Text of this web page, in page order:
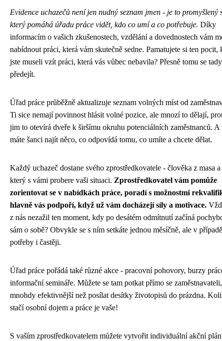
Evidence uchazečů není jen nudný seznam jmen - je to promyšlený
který pomáhá úřadu práce vidět, kdo co umí a co potřebuje. Díky
informacím o vašich zkušenostech, vzdělání a dovednostech vám
nabídnout práci, která vám skutečně sedne. Pamatujete si ten pocit,
jste museli vzít práci, která vás vůbec nebavila? Přesně tomu se
předejít.
Úřad práce průběžně aktualizuje seznam volných míst od
Ti sice nemají povinnost hlásit volné pozice, ale mnozí to dělají,
jim to otevírá dveře k širšímu okruhu potenciálních zaměstnanců. A
máte šanci najít něco, co odpovídá tomu, co umíte a chcete dělat.
Každý uchazeč dostane svého zprostředkovatele - člověka z masa
který s vámi probere vaši situaci. Zprostředkovatel vám pomůže
zorientovat se v nabídkách práce, poradí s možnostmi
hlavně vás podpoří, když už vám docházejí síly a motivace.
z nás nezažil ten moment, kdy po desátém odmítnutí začíná
sám o sobě? Obvykle se s ním setkáte jednou měsíčně, ale v případě
potřeby i častěji.
Úřad práce pořádá také různé akce - pracovní pohovory, burzy
informační semináře. Můžete se tam potkat přímo se
mnohdy efektivnější než posílat desítky životopisů do prázdna.
stačí osobní dojem a práce je vaše!
S vaším zprostředkovatelem můžete vytvořit individuální akční